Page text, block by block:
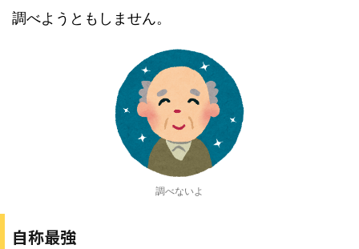
調べようともしません。
調べないよ
自称最強